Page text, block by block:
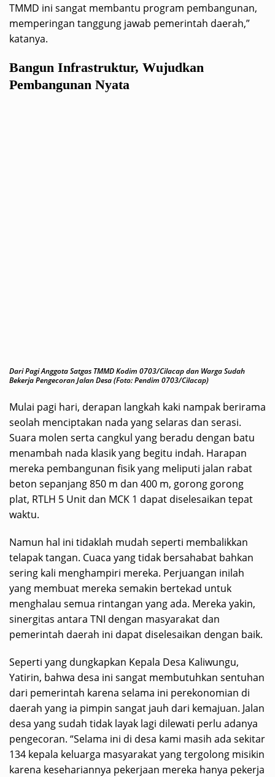
TMMD ini sangat membantu program pembangunan,
memperingan tanggung jawab pemerintah daerah,”
katanya.
Bangun Infrastruktur, Wujudkan
Pembangunan Nyata
Dari Pagi Anggota Satgas TMMD Kodim 0703/Cilacap dan Warga Sudah
Bekerja Pengecoran Jalan Desa (Foto: Pendim 0703/Cilacap)
Mulai pagi hari, derapan langkah kaki nampak berirama
seolah menciptakan nada yang selaras dan serasi.
Suara molen serta cangkul yang beradu dengan batu
menambah nada klasik yang begitu indah. Harapan
mereka pembangunan fisik yang meliputi jalan rabat
beton sepanjang 850 m dan 400 m, gorong gorong
plat, RTLH 5 Unit dan MCK 1 dapat diselesaikan tepat
waktu.
Namun hal ini tidaklah mudah seperti membalikkan
telapak tangan. Cuaca yang tidak bersahabat bahkan
sering kali menghampiri mereka. Perjuangan inilah
yang membuat mereka semakin bertekad untuk
menghalau semua rintangan yang ada. Mereka yakin,
sinergitas antara TNI dengan masyarakat dan
pemerintah daerah ini dapat diselesaikan dengan baik.
Seperti yang dungkapkan Kepala Desa Kaliwungu,
Yatirin, bahwa desa ini sangat membutuhkan sentuhan
dari pemerintah karena selama ini perekonomian di
daerah yang ia pimpin sangat jauh dari kemajuan. Jalan
desa yang sudah tidak layak lagi dilewati perlu adanya
pengecoran. “Selama ini di desa kami masih ada sekitar
134 kepala keluarga masyarakat yang tergolong misikin
karena kesehariannya pekerjaan mereka hanya pekerja